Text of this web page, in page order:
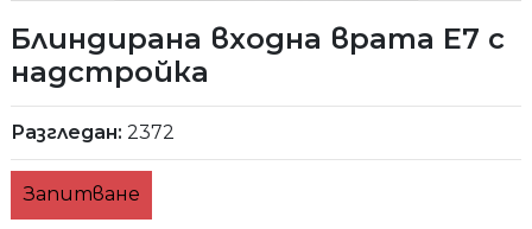
Блиндирана входна врата Е7 с
надстройка
Разгледан: 2372
Запитване